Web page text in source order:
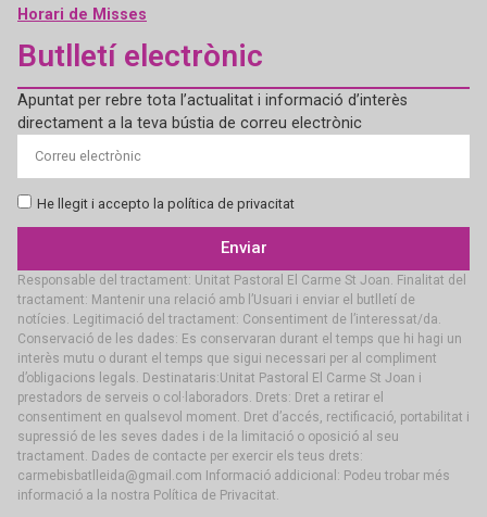
Horari de Misses
Butlletí electrònic
Apuntat per rebre tota l’actualitat i informació d’interès
directament a la teva bústia de correu electrònic
He llegit i accepto la política de privacitat
Enviar
Responsable del tractament: Unitat Pastoral El Carme St Joan. Finalitat del
tractament: Mantenir una relació amb l’Usuari i enviar el butlletí de
notícies. Legitimació del tractament: Consentiment de l’interessat/da.
Conservació de les dades: Es conservaran durant el temps que hi hagi un
interès mutu o durant el temps que sigui necessari per al compliment
d’obligacions legals. Destinataris:Unitat Pastoral El Carme St Joan i
prestadors de serveis o col·laboradors. Drets: Dret a retirar el
consentiment en qualsevol moment. Dret d’accés, rectificació, portabilitat i
supressió de les seves dades i de la limitació o oposició al seu
tractament. Dades de contacte per exercir els teus drets:
carmebisbatlleida@gmail.com Informació addicional: Podeu trobar més
informació a la nostra Política de Privacitat.